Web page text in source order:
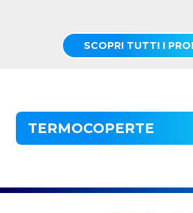
SCOPRI TUTTI I
TERMOCOPERTE